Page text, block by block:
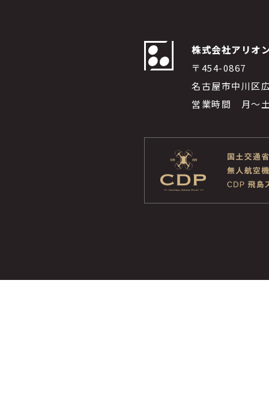
株式会社アリオ
〒454-0867
名古屋市中川区
営業時間 月～